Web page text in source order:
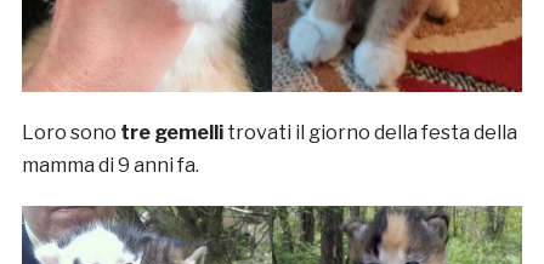
Loro sono tre gemellitrovati il giorno della festa della
mamma di 9 anni fa.